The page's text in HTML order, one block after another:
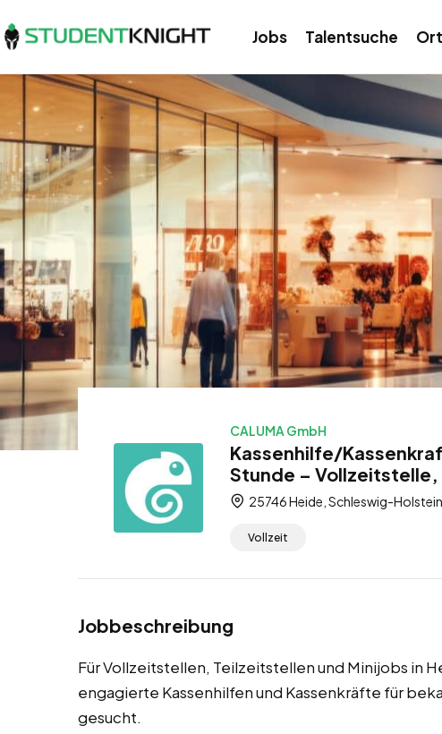
Jobs Talentsuche
CALUMA GmbH
Kassenhilfe/
Stunde –
25746 Heide, Schleswig-
Vollzeit
Jobbeschreibung
Für Vollzeitstellen, Teilzeitstellen und Minijobs in
engagierte Kassenhilfen und Kassenkräfte für
gesucht.